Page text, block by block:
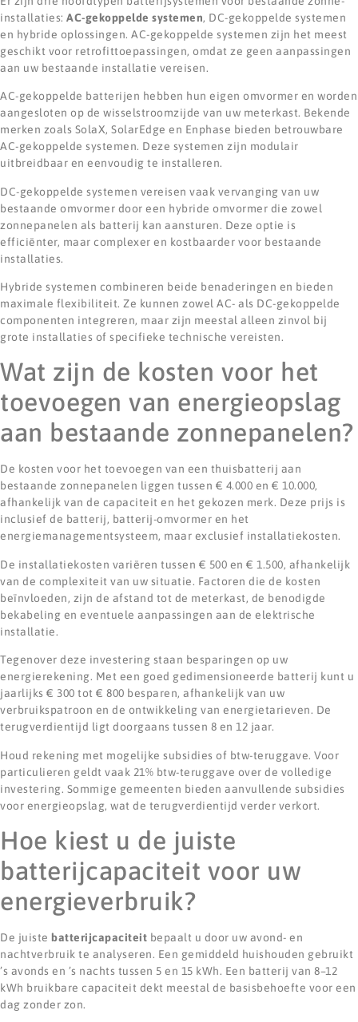
installaties: AC-gekoppelde systemen, DC-gekoppelde systemen
en hybride oplossingen. AC-gekoppelde systemen zijn het meest
geschikt voor retrofittoepassingen, omdat ze geen aanpassingen
aan uw bestaande installatie vereisen.
AC-gekoppelde batterijen hebben hun eigen omvormer en worden
aangesloten op de wisselstroomzijde van uw meterkast. Bekende
merken zoals SolaX, SolarEdge en Enphase bieden betrouwbare
AC-gekoppelde systemen. Deze systemen zijn modulair
uitbreidbaar en eenvoudig te installeren.
DC-gekoppelde systemen vereisen vaak vervanging van uw
bestaande omvormer door een hybride omvormer die zowel
zonnepanelen als batterij kan aansturen. Deze optie is
efficiënter, maar complexer en kostbaarder voor bestaande
installaties.
Hybride systemen combineren beide benaderingen en bieden
maximale flexibiliteit. Ze kunnen zowel AC- als DC-gekoppelde
componenten integreren, maar zijn meestal alleen zinvol bij
grote installaties of specifieke technische vereisten.
Wat zijn de kosten voor het
toevoegen van energieopslag
aan bestaande zonnepanelen?
De kosten voor het toevoegen van een thuisbatterij aan
bestaande zonnepanelen liggen tussen € 4.000 en € 10.000,
afhankelijk van de capaciteit en het gekozen merk. Deze prijs is
inclusief de batterij, batterij-omvormer en het
energiemanagementsysteem, maar exclusief installatiekosten.
De installatiekosten variëren tussen € 500 en € 1.500, afhankelijk
van de complexiteit van uw situatie. Factoren die de kosten
beïnvloeden, zijn de afstand tot de meterkast, de benodigde
bekabeling en eventuele aanpassingen aan de elektrische
installatie.
Tegenover deze investering staan besparingen op uw
energierekening. Met een goed gedimensioneerde batterij kunt u
jaarlijks € 300 tot € 800 besparen, afhankelijk van uw
verbruikspatroon en de ontwikkeling van energietarieven. De
terugverdientijd ligt doorgaans tussen 8 en 12 jaar.
Houd rekening met mogelijke subsidies of btw-teruggave. Voor
particulieren geldt vaak 21% btw-teruggave over de volledige
investering. Sommige gemeenten bieden aanvullende subsidies
voor energieopslag, wat de terugverdientijd verder verkort.
Hoe kiest u de juiste
batterijcapaciteit voor uw
energieverbruik?
De juiste batterijcapaciteit bepaalt u door uw avond- en
nachtverbruik te analyseren. Een gemiddeld huishouden gebruikt
’s avonds en ’s nachts tussen 5 en 15 kWh. Een batterij van 8–12
kWh bruikbare capaciteit dekt meestal de basisbehoefte voor een
dag zonder zon.